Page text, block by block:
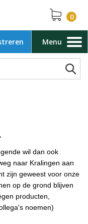
0
Toggle
navigation
Menu
wil dan ook
naar Kralingen aan
zijn geweest voor onze
op de grond blijven
producten,
noemen)